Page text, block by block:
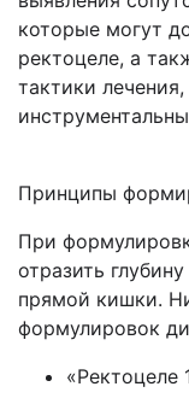
которые могут
ректоцеле, а
тактики
Принципы
При
отразить
прямой кишки.
формулировок
«Ректоцеле